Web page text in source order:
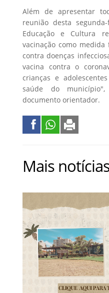
Além de apresentar
reunião desta
Educação e Cultura
vacinação como
contra doenças
vacina contra o
crianças e
saúde do
documento orientador.
Mais